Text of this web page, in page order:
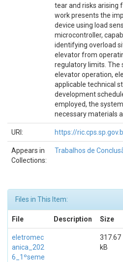
tear and risks arising
work presents the
device using load
microcontroller,
identifying overload
elevator from
regulatory limits. The
elevator operation,
applicable technical
development
employed, the
necessary materials
URI: https://
Appears in
Collections:
Trabalhos de
Files in This Item:
File Description Size
eletromec
anica_202
6_1ºseme
317.67
kB